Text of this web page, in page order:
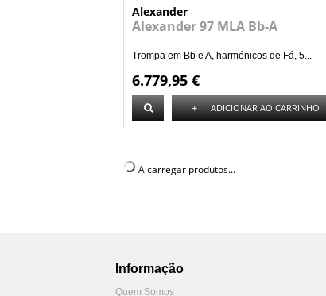
Alexander
Alexander 97 MLA Bb-A
Trompa em Bb e A, harmónicos de Fá, 5...
6.779,95 €
+ ADICIONAR AO CARRINHO
A carregar produtos...
Informação
Quem Somos